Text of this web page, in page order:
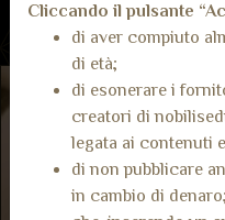
Cliccando il pulsante
di aver compiuto
di età;
di esonerare i
creatori di
legata ai contenuti
di non pubblicare
in cambio di denaro;